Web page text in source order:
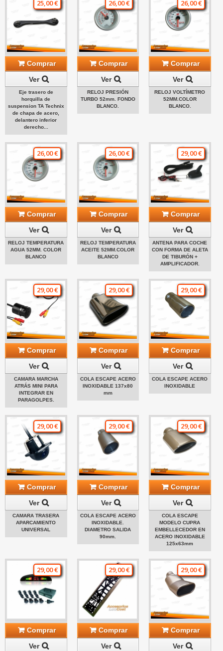
25,00 €
Comprar
Ver
Eje trasero de
horquilla de
suspension TA Technix
de chapa de acero,
delantero inferior
derecho...
26,00 €
Comprar
Ver
RELOJ PRESIÓN
TURBO 52mm. FONDO
BLANCO.
26,00 €
Comprar
Ver
RELOJ VOLTÍMETRO
52MM.COLOR
BLANCO.
26,00 €
Comprar
Ver
RELOJ TEMPERATURA
AGUA 52MM. COLOR
BLANCO
26,00 €
Comprar
Ver
RELOJ TEMPERATURA
ACEITE 52MM.COLOR
BLANCO
29,00 €
Comprar
Ver
ANTENA PARA COCHE
CON FORMA DE ALETA
DE TIBURÓN +
AMPLIFICADOR.
29,00 €
Comprar
Ver
CAMARA MARCHA
ATRÁS MINI PARA
INTEGRAR EN
PARAGOLPES.
29,00 €
Comprar
Ver
COLA ESCAPE ACERO
INOXIDABLE 137x80
mm
29,00 €
Comprar
Ver
COLA ESCAPE ACERO
INOXIDABLE
29,00 €
Comprar
Ver
CAMARA TRASERA
APARCAMIENTO
UNIVERSAL
29,00 €
Comprar
Ver
COLA ESCAPE ACERO
INOXIDABLE.
DIAMETRO SALIDA
90mm.
29,00 €
Comprar
Ver
COLA ESCAPE
MODELO CUPRA
EMBELLECEDOR EN
ACERO INOXIDABLE
125x63mm
29,00 €
Comprar
Ver
29,00 €
Comprar
Ver
29,00 €
Comprar
Ver